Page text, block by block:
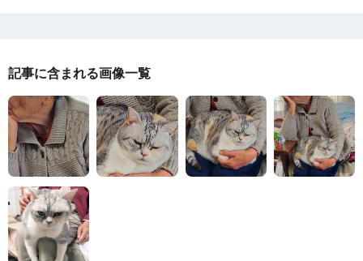
記事に含まれる画像一覧